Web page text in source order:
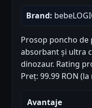
Brand:
Prosop poncho
absorbant și ultra
dinozaur. Rating
Preț: 99.99 RON
Avantaje